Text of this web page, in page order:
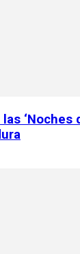
‘Noches